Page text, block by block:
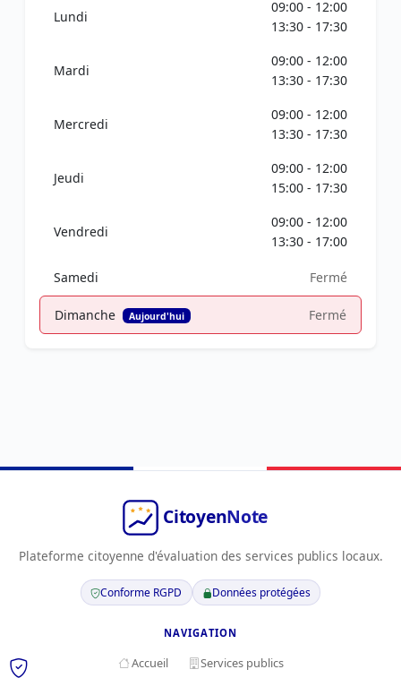
Lundi
09:00 - 12:00
13:30 - 17:30
Mardi
09:00 - 12:00
13:30 - 17:30
Mercredi
09:00 - 12:00
13:30 - 17:30
Jeudi
09:00 - 12:00
15:00 - 17:30
Vendredi
09:00 - 12:00
13:30 - 17:00
Samedi Fermé
Dimanche Aujourd'hui Fermé
Plateforme citoyenne d'évaluation des services publics locaux.
Conforme RGPD Données protégées
NAVIGATION
Accueil Services publics